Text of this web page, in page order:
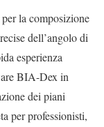
la composizione
dell’angolo di
esperienza
BIA-Dex in
dei piani
per professionisti,